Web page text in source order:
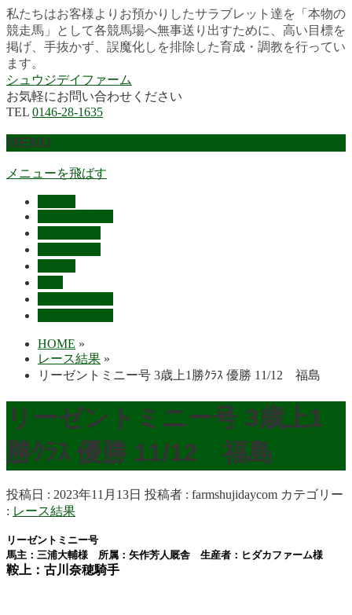
私たちはお客様よりお預かりしたサラブレット達を「本物の
競走馬」として各競馬場へ無事送り出すために、高い目標を
掲げ、手抜かず、誤魔化しを排除した育成・調教を行ってい
ます。
シュウジデイファーム
お気軽にお問い合わせください
TEL 0146-28-1635
MENU
メニューを飛ばす
HOME »
レース結果 »
リーゼントミニー号 3歳上1勝ｸﾗｽ 優勝 11/12 福島
リーゼントミニー号 3歳上1
勝ｸﾗｽ 優勝 11/12 福島
投稿日 : 2023年11月13日 投稿者 : farmshujidaycom カテゴリー
: レース結果
リーゼントミニー号
馬主：三浦大輔様 所属：矢作芳人厩舎 生産者：ヒダカファーム様
鞍上：古川奈穂騎手